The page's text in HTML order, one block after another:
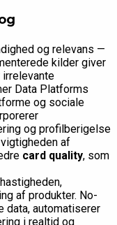
og relevans —
kilder giver
Data Platforms
og sociale
og profilberigelse
af
card quality, som
af produkter. No-
automatiserer
i realtid og